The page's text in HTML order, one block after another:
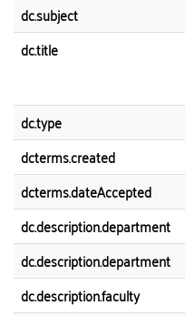
dc.subject
dc.title
dc.type
dcterms.created
dcterms.dateAccepted
dc.description.department
dc.description.department
dc.description.faculty